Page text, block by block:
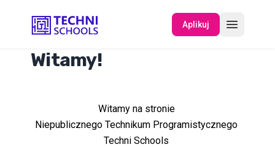
Aplikuj
WYDARZENIA
Witamy!
Witamy na stronie
Niepublicznego Technikum Programistycznego
Techni Schools